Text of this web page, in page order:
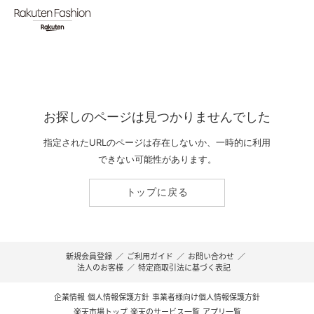
お探しのページは見つかりませんでした
指定されたURLのページは存在しないか、一時的に利用
できない可能性があります。
トップに戻る
新規会員登録 ／ ご利用ガイド ／ お問い合わせ ／
法人のお客様 ／ 特定商取引法に基づく表記
企業情報 個人情報保護方針 事業者様向け個人情報保護方針
楽天市場トップ 楽天のサービス一覧 アプリ一覧